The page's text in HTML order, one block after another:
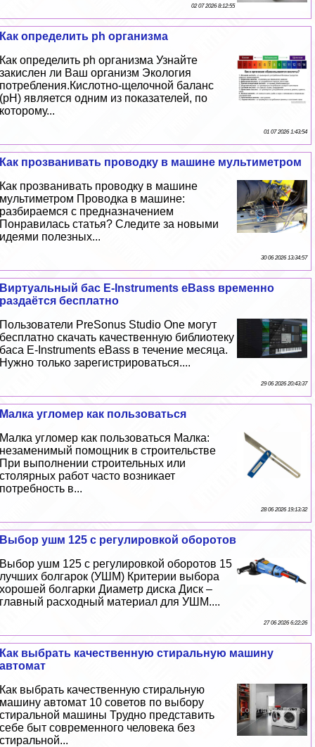
02 07 2026 8:12:55
Как определить ph организма
Как определить ph организма Узнайте
закислен ли Ваш организм Экология
потрeбления.Кислотно-щелочной баланс
(рН) является одним из показателей, по
которому...
01 07 2026 1:43:54
Как прозванивать проводку в машине мультиметром
Как прозванивать проводку в машине
мультиметром Проводка в машине:
разбираемся с предназначением
Понравилась статья? Следите за новыми
идеями полезных...
30 06 2026 13:34:57
Виртуальный бас E-Instruments eBass временно
раздаётся бесплатно
Пользователи PreSonus Studio One могут
бесплатно скачать качественную библиотеку
баса E-Instruments eBass в течение месяца.
Нужно только зарегистрироваться....
29 06 2026 20:43:37
Малка угломер как пользоваться
Малка угломер как пользоваться Малка:
незаменимый помощник в строительстве
При выполнении строительных или
столярных работ часто возникает
потребность в...
28 06 2026 19:13:32
Выбор ушм 125 с регулировкой оборотов
Выбор ушм 125 с регулировкой оборотов 15
лучших болгарок (УШМ) Критерии выбора
хорошей болгарки Диаметр диска Диск –
главный расходный материал для УШМ....
27 06 2026 6:22:26
Как выбрать качественную стиральную машину
автомат
Как выбрать качественную стиральную
машину автомат 10 советов по выбору
стиральной машины Трудно представить
себе быт современного человека без
стиральной...